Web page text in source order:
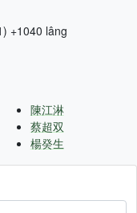
+1040 lâng
陳江淋
蔡超双
楊癸生